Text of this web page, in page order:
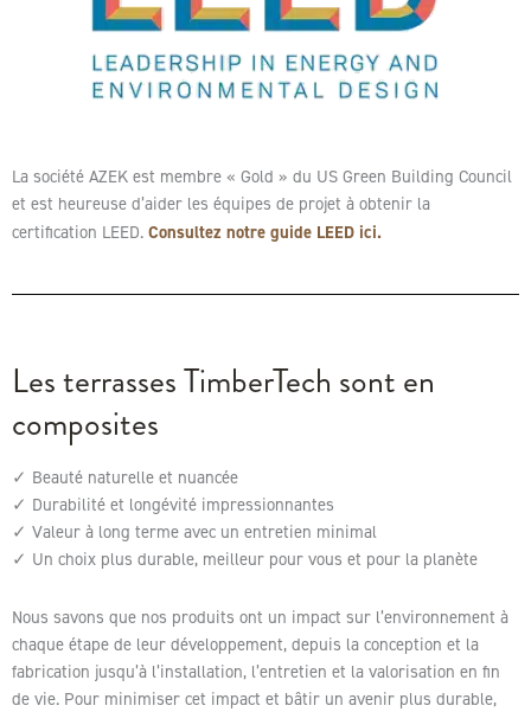
La société AZEK est membre « Gold » du US Green Building Council
et est heureuse d’aider les équipes de projet à obtenir la
certification LEED. Consultez notre guide LEED ici.
Les terrasses TimberTech sont en
composites
✓ Beauté naturelle et nuancée
✓ Durabilité et longévité impressionnantes
✓ Valeur à long terme avec un entretien minimal
✓ Un choix plus durable, meilleur pour vous et pour la planète
Nous savons que nos produits ont un impact sur l’environnement à
chaque étape de leur développement, depuis la conception et la
fabrication jusqu’à l’installation, l’entretien et la valorisation en fin
de vie. Pour minimiser cet impact et bâtir un avenir plus durable,